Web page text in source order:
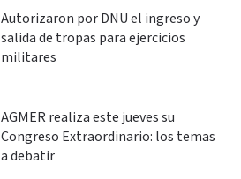
Autorizaron por DNU el ingreso y
salida de tropas para ejercicios
militares
AGMER realiza este jueves su
Congreso Extraordinario: los temas
a debatir